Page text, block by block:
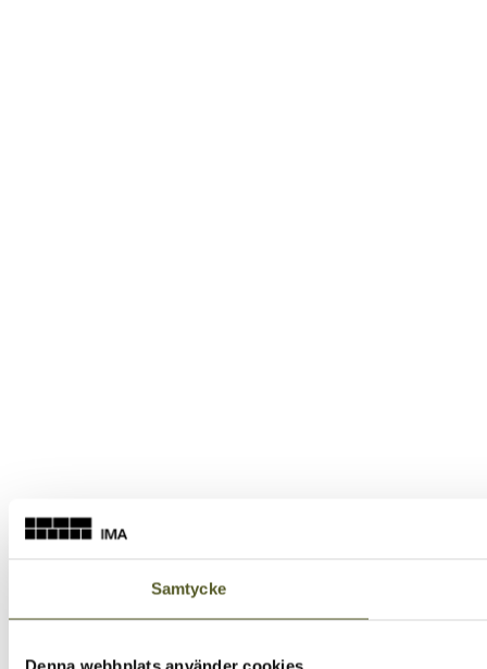
Samtycke